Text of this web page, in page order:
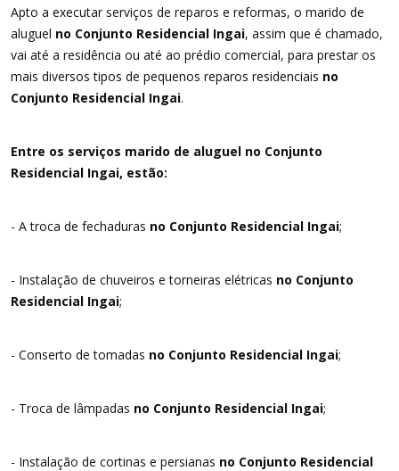
Apto a executar serviços de reparos e reformas, o marido de
aluguel no Conjunto Residencial Ingai, assim que é chamado,
vai até a residência ou até ao prédio comercial, para prestar os
mais diversos tipos de pequenos reparos residenciais no
Conjunto Residencial Ingai.
Entre os serviços marido de aluguel no Conjunto
Residencial Ingai, estão:
- A troca de fechaduras no Conjunto Residencial Ingai;
- Instalação de chuveiros e torneiras elétricas no Conjunto
Residencial Ingai;
- Conserto de tomadas no Conjunto Residencial Ingai;
- Troca de lâmpadas no Conjunto Residencial Ingai;
- Instalação de cortinas e persianas no Conjunto Residencial